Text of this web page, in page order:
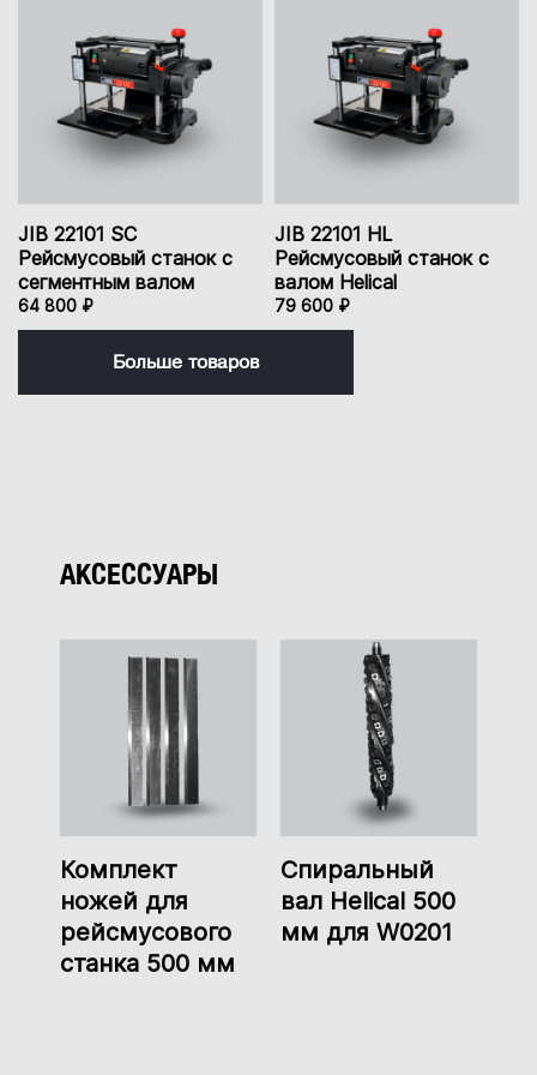
JIB 22101 SC
Рейсмусовый станок с
сегментным валом
64 800 ₽
JIB 22101 HL
Рейсмусовый станок с
валом Helical
79 600 ₽
Больше товаров
АКСЕССУАРЫ
Комплект
ножей для
рейсмусового
станка 500 мм
Спиральный
вал Helical 500
мм для W0201